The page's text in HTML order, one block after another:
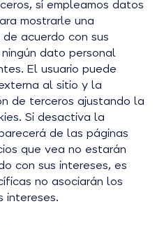
sí empleamos datos
mostrarle una
acuerdo con sus
dato personal
El usuario puede
al sitio y la
de terceros ajustando la
Si desactiva la
de las páginas
que vea no estarán
con sus intereses, es
no asociarán los
intereses.